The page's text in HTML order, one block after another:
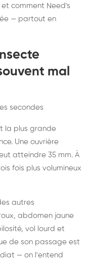
comment Need's
— partout en
mal
secondes
la plus grande
Une ouvrière
atteindre 35 mm. À
fois plus volumineux
autres
abdomen jaune
vol lourd et
de son passage est
— on l'entend